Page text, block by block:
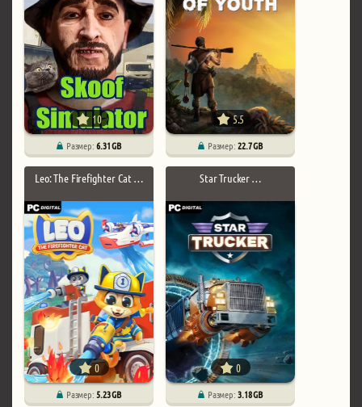
10
Размер:6.31 GB
5.5
Размер:22.7 GB
Leo: The Firefighter Cat …
0
Размер:5.23 GB
Star Trucker …
0
Размер:3.18 GB